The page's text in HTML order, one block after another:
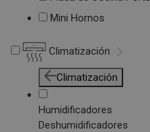
Mini Hornos
Climatización
Climatización
Humidificadores
Deshumidificadores